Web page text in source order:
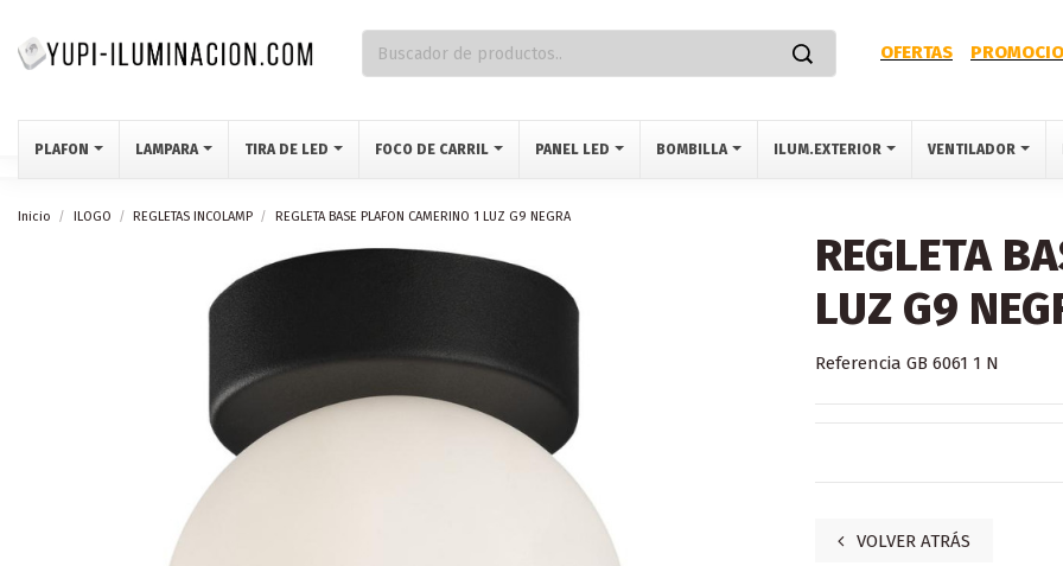
OFERTAS
PLAFON LAMPARA TIRA DE LED FOCO DE CARRIL PANEL LED BOMBILLA ILUM.EXTERIOR VENTILADOR
Inicio ILOGO REGLETAS INCOLAMP REGLETA BASE PLAFON CAMERINO 1 LUZ G9 NEGRA
REGLETA
LUZ G9
Referencia GB 6061 1 N
VOLVER ATRÁS